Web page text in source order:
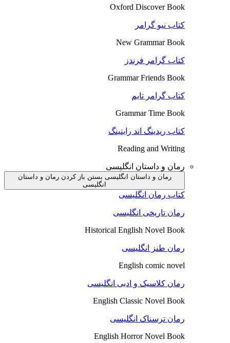
Oxford Discover Book
کتاب نیو گرامر
New Grammar Book
کتاب گرامر فرندز
Grammar Friends Book
کتاب گرامر تایم
Grammar Time Book
کتاب ریدینگ اند رایتینگ
Reading and Writing
رمان و داستان انگلیسی
رمان و داستان انگلیسی بستن باز کردن رمان و داستان
انگلیسی
کتاب رمان انگلیسی
رمان تاریخی انگلیسی
Historical English Novel Book
رمان طنز انگلیسی
English comic novel
رمان کلاسیک و ادبی انگلیسی
English Classic Novel Book
رمان ترسناک انگلیسی
English Horror Novel Book